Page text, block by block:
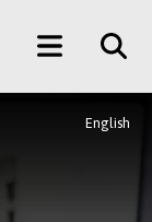
Main
Menu
English